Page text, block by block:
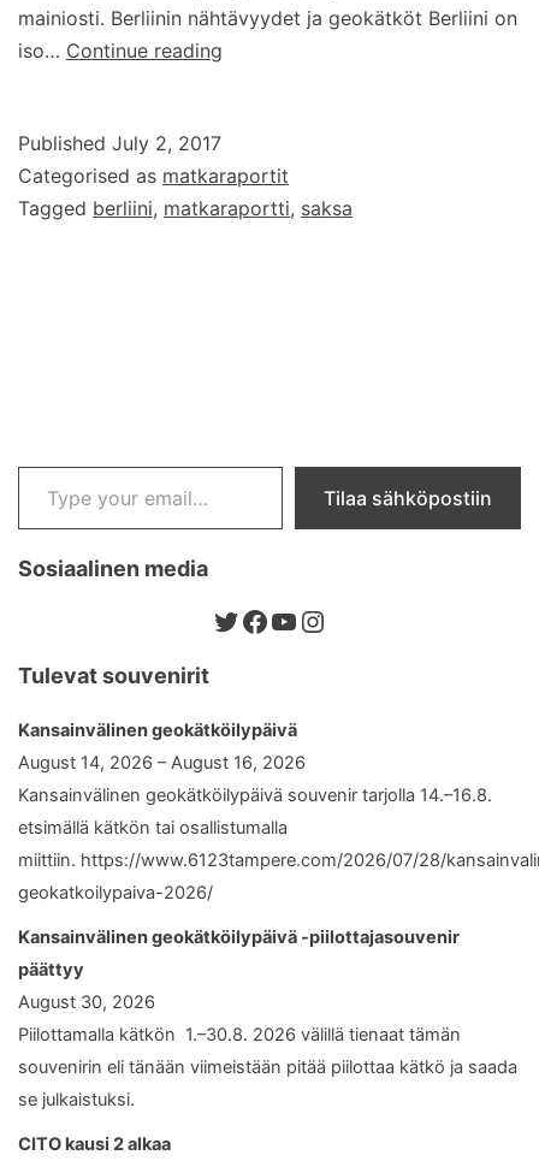
mainiosti. Berliinin nähtävyydet ja geokätköt Berliini on
iso… Continue reading
Published July 2, 2017
Categorised as matkaraportit
Tagged berliini, matkaraportti, saksa
Type your email…
Tilaa sähköpostiin
Sosiaalinen media
Twitter
Facebook
YouTube
Instagram
Tulevat souvenirit
Kansainvälinen geokätköilypäivä
August 14, 2026 – August 16, 2026
Kansainvälinen geokätköilypäivä souvenir tarjolla 14.–16.8.
etsimällä kätkön tai osallistumalla
miittiin. https://www.6123tampere.com/2026/07/28/
geokatkoilypaiva-2026/
Kansainvälinen geokätköilypäivä -piilottajasouvenir
päättyy
August 30, 2026
Piilottamalla kätkön 1.–30.8. 2026 välillä tienaat tämän
souvenirin eli tänään viimeistään pitää piilottaa kätkö ja saada
se julkaistuksi.
CITO kausi 2 alkaa